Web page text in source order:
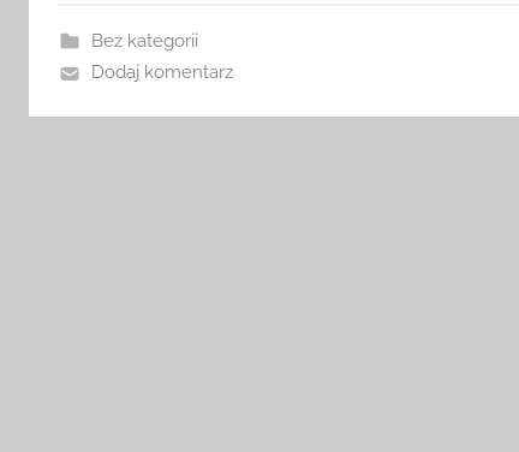
Bez kategorii
Dodaj komentarz